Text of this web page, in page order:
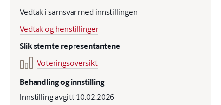
Vedtak i samsvar med innstillingen
Vedtak og henstillinger
Slik stemte representantene
Voteringsoversikt
Behandling og innstilling
Innstilling avgitt 10.02.2026